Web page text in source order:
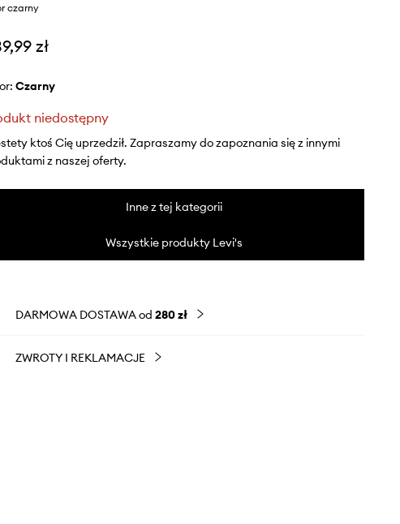
czarny
zł
czarny
niedostępny
ktoś Cię uprzedził. Zapraszamy do zapoznania się z innymi
z naszej oferty.
Inne z tej kategorii
Wszystkie produkty Levi's
DARMOWA DOSTAWA od 280 zł
ZWROTY I REKLAMACJE